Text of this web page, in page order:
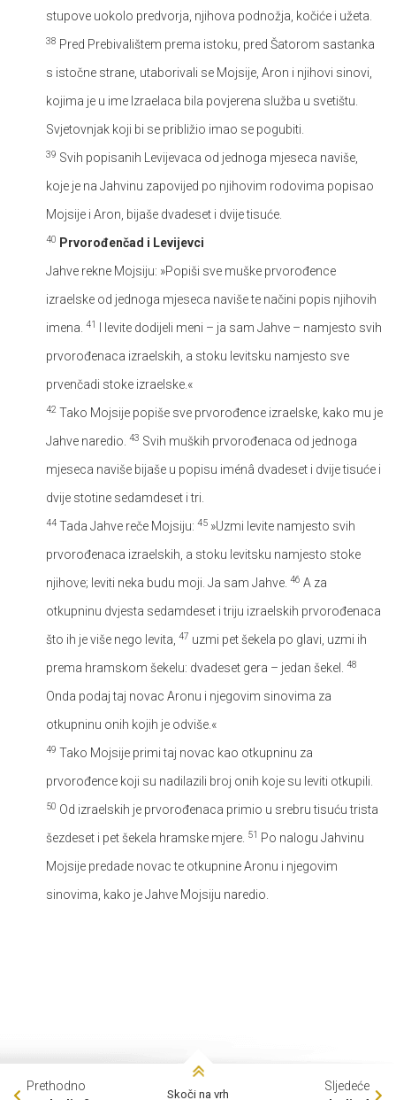
stupove uokolo predvorja, njihova podnožja, kočiće i užeta.
38 Pred Prebivalištem prema istoku, pred Šatorom sastanka
s istočne strane, utaborivali se Mojsije, Aron i njihovi sinovi,
kojima je u ime Izraelaca bila povjerena služba u svetištu.
Svjetovnjak koji bi se približio imao se pogubiti.
39 Svih popisanih Levijevaca od jednoga mjeseca naviše,
koje je na Jahvinu zapovijed po njihovim rodovima popisao
Mojsije i Aron, bijaše dvadeset i dvije tisuće.
40 Prvorođenčad i Levijevci
Jahve rekne Mojsiju: »Popiši sve muške prvorođence
izraelske od jednoga mjeseca naviše te načini popis njihovih
imena. 41
I levite dodijeli meni – ja sam Jahve – namjesto svih
prvorođenaca izraelskih, a stoku levitsku namjesto sve
prvenčadi stoke izraelske.«
42 Tako Mojsije popiše sve prvorođence izraelske, kako mu je
Jahve naredio. 43 Svih muških prvorođenaca od jednoga
mjeseca naviše bijaše u popisu iménâ dvadeset i dvije tisuće i
dvije stotine sedamdeset i tri.
44 Tada Jahve reče Mojsiju: 45 »Uzmi levite namjesto svih
prvorođenaca izraelskih, a stoku levitsku namjesto stoke
njihove; leviti neka budu moji. Ja sam Jahve. 46 A za
otkupninu dvjesta sedamdeset i triju izraelskih prvorođenaca
što ih je više nego levita, 47 uzmi pet šekela po glavi, uzmi ih
prema hramskom šekelu: dvadeset gera – jedan šekel.
48
Onda podaj taj novac Aronu i njegovim sinovima za
otkupninu onih kojih je odviše.«
49 Tako Mojsije primi taj novac kao otkupninu za
prvorođence koji su nadilazili broj onih koje su leviti otkupili.
50 Od izraelskih je prvorođenaca primio u srebru tisuću trista
šezdeset i pet šekela hramske mjere. 51 Po nalogu Jahvinu
Mojsije predade novac te otkupnine Aronu i njegovim
sinovima, kako je Jahve Mojsiju naredio.
Prethodno
Skoči na vrh
Sljedeće